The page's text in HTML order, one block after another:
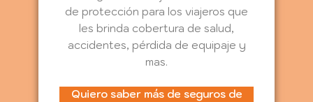
de protección para los viajeros que
les brinda cobertura de salud,
accidentes, pérdida de equipaje y
mas.
Quiero saber más de seguros de